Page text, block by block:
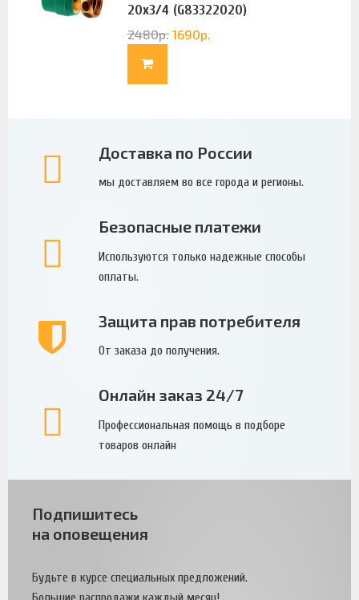
20х3/4 (G83322020)
2480р. 1690р.
Доставка по России
мы доставляем во все города и регионы.
Безопасные платежи
Используются только надежные способы
оплаты.
Защита прав потребителя
От заказа до получения.
Онлайн заказ 24/7
Профессиональная помощь в подборе
товаров онлайн
Подпишитесь
на оповещения
Будьте в курсе специальных предложений.